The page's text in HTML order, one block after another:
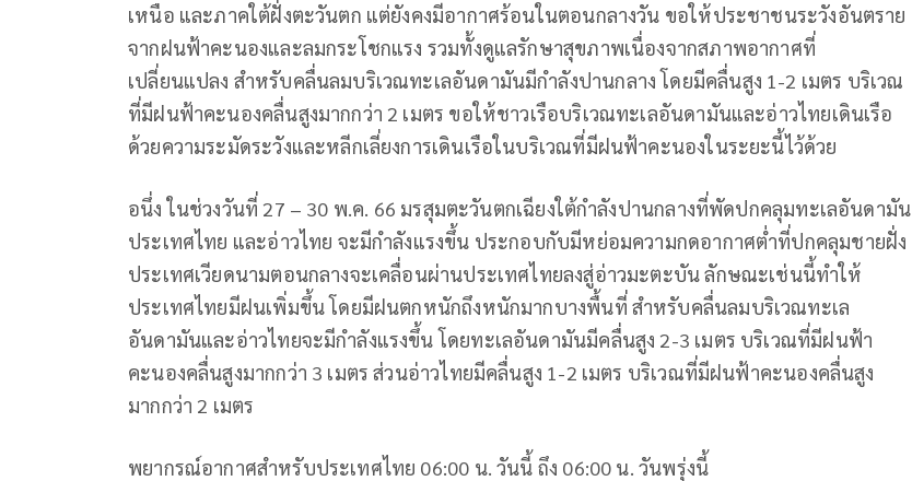
เหนือ และภาคใต้ฝั่งตะวันตก แต่ยังคงมีอากาศร้อนในตอนกลางวัน ขอให้ประชาชนระวังอันตราย
จากฝนฟ้าคะนองและลมกระโชกแรง รวมทั้งดูแลรักษาสุขภาพเนื่องจากสภาพอากาศที่
เปลี่ยนแปลง สำหรับคลื่นลมบริเวณทะเลอันดามันมีกำลังปานกลาง โดยมีคลื่นสูง 1-2 เมตร บริเวณ
ที่มีฝนฟ้าคะนองคลื่นสูงมากกว่า 2 เมตร ขอให้ชาวเรือบริเวณทะเลอันดามันและอ่าวไทยเดินเรือ
ด้วยความระมัดระวังและหลีกเลี่ยงการเดินเรือในบริเวณที่มีฝนฟ้าคะนองในระยะนี้ไว้ด้วย
อนึ่ง ในช่วงวันที่ 27 – 30 พ.ค. 66 มรสุมตะวันตกเฉียงใต้กำลังปานกลางที่พัดปกคลุมทะเลอันดามัน
ประเทศไทย และอ่าวไทย จะมีกำลังแรงขึ้น ประกอบกับมีหย่อมความกดอากาศต่ำที่ปกคลุมชายฝั่ง
ประเทศเวียดนามตอนกลางจะเคลื่อนผ่านประเทศไทยลงสู่อ่าวมะตะบัน ลักษณะเช่นนี้ทำให้
ประเทศไทยมีฝนเพิ่มขึ้น โดยมีฝนตกหนักถึงหนักมากบางพื้นที่ สำหรับคลื่นลมบริเวณทะเล
อันดามันและอ่าวไทยจะมีกำลังแรงขึ้น โดยทะเลอันดามันมีคลื่นสูง 2-3 เมตร บริเวณที่มีฝนฟ้า
คะนองคลื่นสูงมากกว่า 3 เมตร ส่วนอ่าวไทยมีคลื่นสูง 1-2 เมตร บริเวณที่มีฝนฟ้าคะนองคลื่นสูง
มากกว่า 2 เมตร
พยากรณ์อากาศสำหรับประเทศไทย 06:00 น. วันนี้ ถึง 06:00 น. วันพรุ่งนี้